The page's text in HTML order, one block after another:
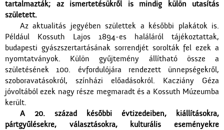
tartalmazták; az ismertetésükről is mindig külön utasítás
született.
Az aktualitás jegyében születtek a későbbi plakátok is.
Például Kossuth Lajos 1894-es haláláról tájékoztattak,
budapesti gyászszertartásának sorrendjét sorolták fel ezek a
nyomtatványok. Külön gyűjtemény állítható össze a
születésének 100. évfordulójára rendezett ünnepségekről,
szoboravatásokról, színházi előadásokról. Kacziány Géza
jóvoltából ezek nagy része megmaradt és a Kossuth Múzeumba
került.
A 20. század későbbi évtizedeiben, kiállításokra,
pártgyűlésekre, választásokra, kulturális eseményekre